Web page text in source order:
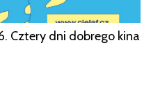
Cztery dni dobrego kina